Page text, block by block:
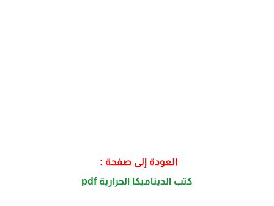
العودة إلى صفحة :
كتب الديناميكا الحرارية pdf